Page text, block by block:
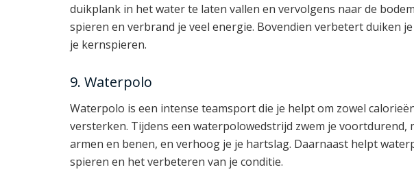
duikplank in het water te laten vallen en vervolgens naar de
spieren en verbrand je veel energie. Bovendien verbetert duiken
je kernspieren.
9. Waterpolo
Waterpolo is een intense teamsport die je helpt om zowel
versterken. Tijdens een waterpolowedstrijd zwem je voortdurend,
armen en benen, en verhoog je je hartslag. Daarnaast helpt
spieren en het verbeteren van je conditie.